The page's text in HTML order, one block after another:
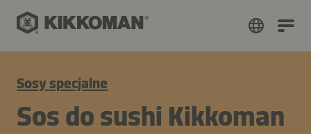
Sosy specjalne
Sos do sushi Kikkoman